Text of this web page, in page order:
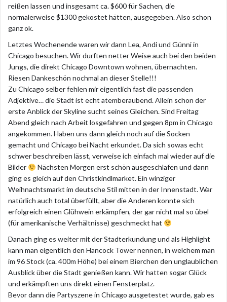
reißen lassen und insgesamt ca. $600 für Sachen, die
normalerweise $1300 gekostet hätten, ausgegeben. Also schon
ganz ok.
Letztes Wochenende waren wir dann Lea, Andi und Günni in
Chicago besuchen. Wir durften netter Weise auch bei den beiden
Jungs, die direkt Chicago Downtown wohnen, übernachten.
Riesen Dankeschön nochmal an dieser Stelle!!!
Zu Chicago selber fehlen mir eigentlich fast die passenden
Adjektive… die Stadt ist echt atemberaubend. Allein schon der
erste Anblick der Skyline sucht seines Gleichen. Sind Freitag
Abend gleich nach Arbeit losgefahren und gegen 8pm in Chicago
angekommen. Haben uns dann gleich noch auf die Socken
gemacht und Chicago bei Nacht erkundet. Da sich sowas echt
schwer beschreiben lässt, verweise ich einfach mal wieder auf die
Bilder
Nächsten Morgen erst schön ausgeschlafen und dann
ging es gleich auf den Christkindlmarket. Ein winziger
Weihnachtsmarkt im deutsche Stil mitten in der Innenstadt. War
natürlich auch total überfüllt, aber die Anderen konnte sich
erfolgreich einen Glühwein erkämpfen, der gar nicht mal so übel
(für amerikanische Verhältnisse) geschmeckt hat
Danach ging es weiter mit der Stadterkundung und als Highlight
kann man eigentlich den Hancock Tower nennen, in welchem man
im 96 Stock (ca. 400m Höhe) bei einem Bierchen den unglaublichen
Ausblick über die Stadt genießen kann. Wir hatten sogar Glück
und erkämpften uns direkt einen Fensterplatz.
Bevor dann die Partyszene in Chicago ausgetestet wurde, gab es